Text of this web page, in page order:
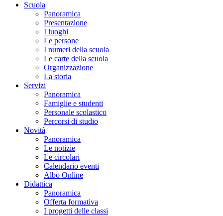
Scuola
Panoramica
Presentazione
I luoghi
Le persone
I numeri della scuola
Le carte della scuola
Organizzazione
La storia
Servizi
Panoramica
Famiglie e studenti
Personale scolastico
Percorsi di studio
Novità
Panoramica
Le notizie
Le circolari
Calendario eventi
Albo Online
Didattica
Panoramica
Offerta formativa
I progetti delle classi